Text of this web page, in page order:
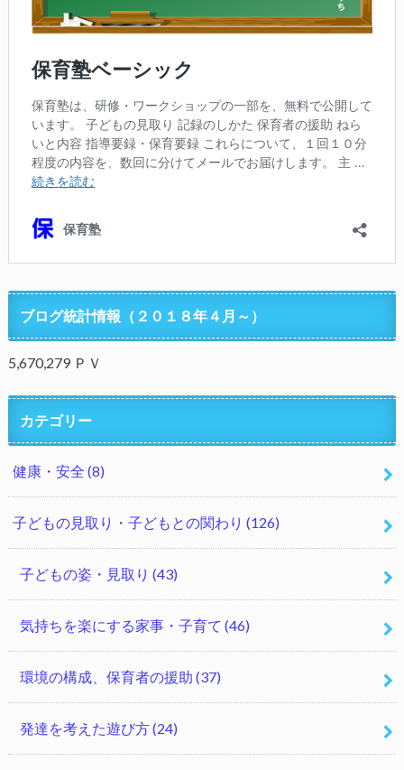
ブログ統計情報（２０１８年４月～）
5,670,279 ＰＶ
カテゴリー
健康・安全 (8)
子どもの見取り・子どもとの関わり (126)
子どもの姿・見取り (43)
気持ちを楽にする家事・子育て (46)
環境の構成、保育者の援助 (37)
発達を考えた遊び方(24)